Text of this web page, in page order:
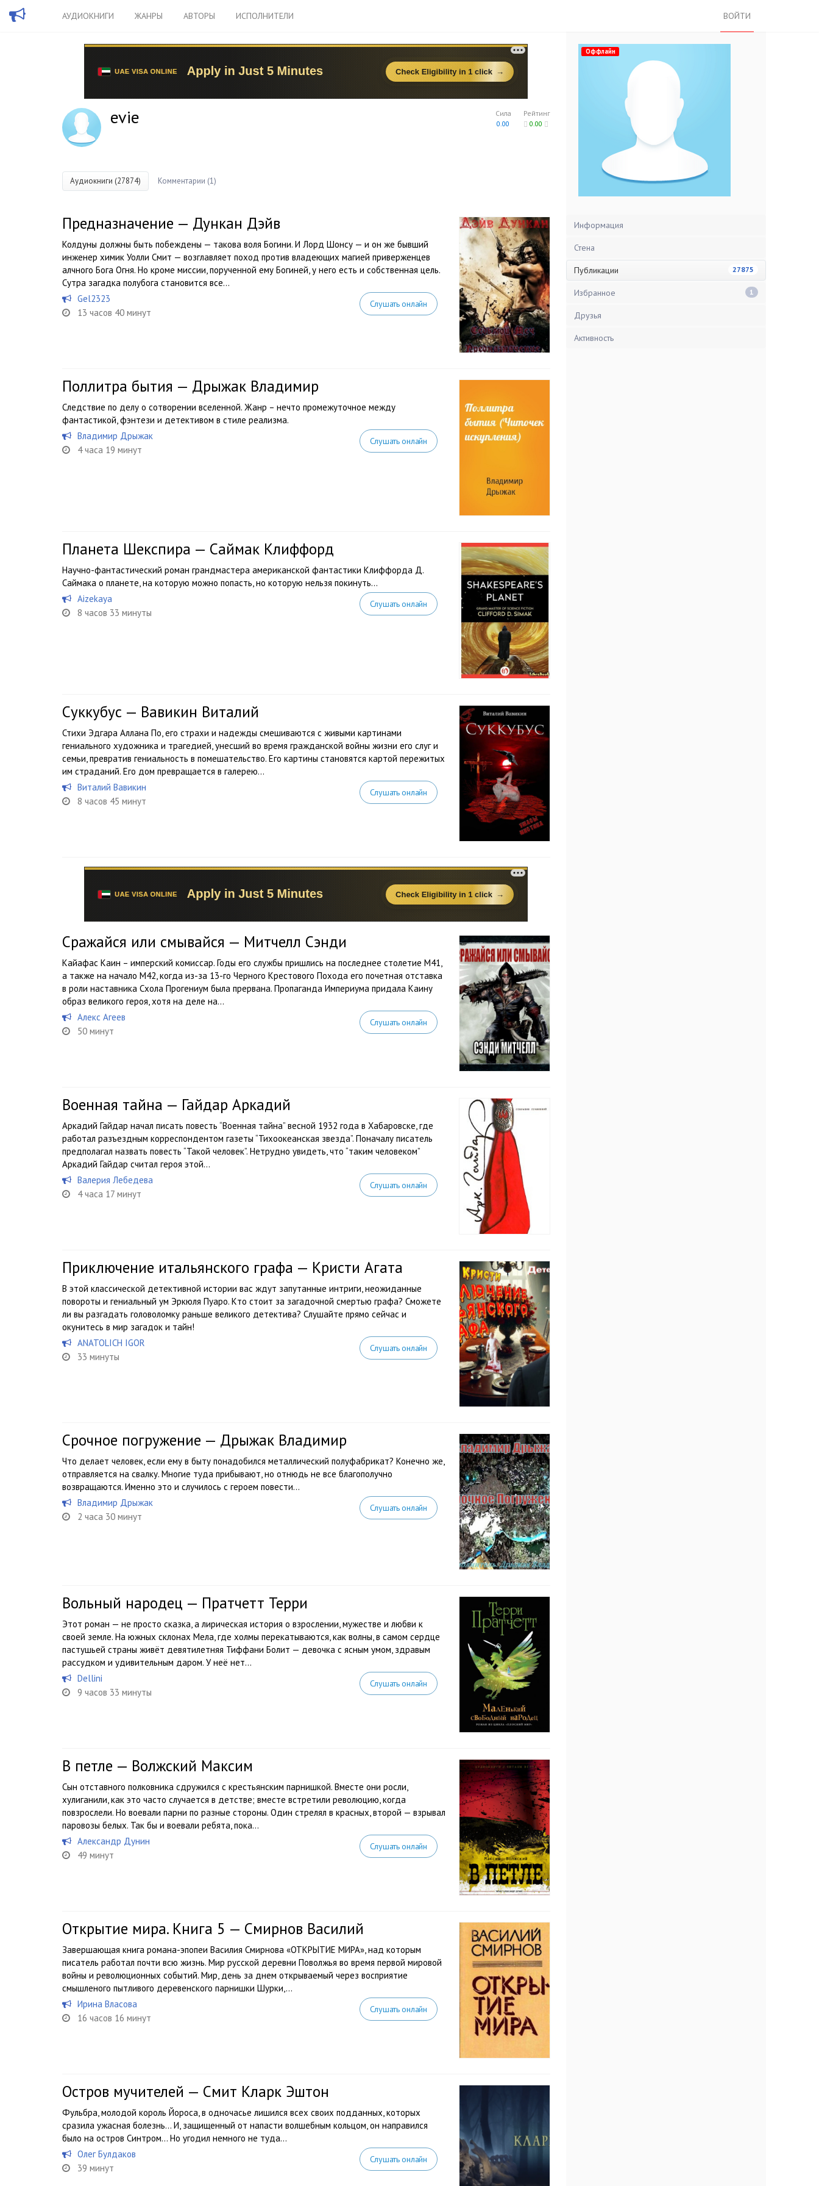
АУДИОКНИГИ ЖАНРЫ АВТОРЫ ИСПОЛНИТЕЛИ ВОЙТИ
Рейтинг
0.00
Сила
0.00
evie
Аудиокниги (27874) Комментарии (1)
Предназначение — Дункан Дэйв
Колдуны должны быть побеждены — такова воля Богини. И Лорд Шонсу — и он же бывший
инженер химик Уолли Смит — возглавляет поход против владеющих магией приверженцев
алчного Бога Огня. Но кроме миссии, порученной ему Богиней, у него есть и собственная цель.
Сутра загадка полубога становится все...
Gel2323
13 часов 40 минут
Слушать онлайн
Поллитра бытия — Дрыжак Владимир
Следствие по делу о сотворении вселенной. Жанр – нечто промежуточное между
фантастикой, фэнтези и детективом в стиле реализма.
Владимир Дрыжак
4 часа 19 минут
Слушать онлайн
Планета Шекспира — Саймак Клиффорд
Научно-фантастический роман грандмастера американской фантастики Клиффорда Д.
Саймака о планете, на которую можно попасть, но которую нельзя покинуть…
Aizekaya
8 часов 33 минуты
Слушать онлайн
Суккубус — Вавикин Виталий
Стихи Эдгара Аллана По, его страхи и надежды смешиваются с живыми картинами
гениального художника и трагедией, унесший во время гражданской войны жизни его слуг и
семьи, превратив гениальность в помешательство. Его картины становятся картой пережитых
им страданий. Его дом превращается в галерею...
Виталий Вавикин
8 часов 45 минут
Слушать онлайн
Сражайся или смывайся — Митчелл Сэнди
Кайафас Каин – имперский комиссар. Годы его службы пришлись на последнее столетие М41,
а также на начало М42, когда из-за 13-го Черного Крестового Похода его почетная отставка
в роли наставника Схола Прогениум была прервана. Пропаганда Империума придала Каину
образ великого героя, хотя на деле на...
Алекс Агеев
50 минут
Слушать онлайн
Военная тайна — Гайдар Аркадий
Аркадий Гайдар начал писать повесть “Военная тайна” весной 1932 года в Хабаровске, где
работал разъездным корреспондентом газеты “Тихоокеанская звезда”. Поначалу писатель
предполагал назвать повесть “Такой человек”. Нетрудно увидеть, что “таким человеком”
Аркадий Гайдар считал героя этой...
Валерия Лебедева
4 часа 17 минут
Слушать онлайн
Приключение итальянского графа — Кристи Агата
В этой классической детективной истории вас ждут запутанные интриги, неожиданные
повороты и гениальный ум Эркюля Пуаро. Кто стоит за загадочной смертью графа? Сможете
ли вы разгадать головоломку раньше великого детектива? Слушайте прямо сейчас и
окунитесь в мир загадок и тайн!
ANATOLICH IGOR
33 минуты
Слушать онлайн
Срочное погружение — Дрыжак Владимир
Что делает человек, если ему в быту понадобился металлический полуфабрикат? Конечно же,
отправляется на свалку. Многие туда прибывают, но отнюдь не все благополучно
возвращаются. Именно это и случилось с героем повести…
Владимир Дрыжак
2 часа 30 минут
Слушать онлайн
Вольный народец — Пратчетт Терри
Этот роман — не просто сказка, а лирическая история о взрослении, мужестве и любви к
своей земле. На южных склонах Мела, где холмы перекатываются, как волны, в самом сердце
пастушьей страны живёт девятилетняя Тиффани Болит — девочка с ясным умом, здравым
рассудком и удивительным даром. У неё нет...
Dellini
9 часов 33 минуты
Слушать онлайн
В петле — Волжский Максим
Сын отставного полковника сдружился с крестьянским парнишкой. Вместе они росли,
хулиганили, как это часто случается в детстве; вместе встретили революцию, когда
повзрослели. Но воевали парни по разные стороны. Один стрелял в красных, второй — взрывал
паровозы белых. Так бы и воевали ребята, пока...
Александр Дунин
49 минут
Слушать онлайн
Открытие мира. Книга 5 — Смирнов Василий
Завершающая книга романа-эпопеи Василия Смирнова «ОТКРЫТИЕ МИРА», над которым
писатель работал почти всю жизнь. Мир русской деревни Поволжья во время первой мировой
войны и революционных событий. Мир, день за днем открываемый через восприятие
смышленого пытливого деревенского парнишки Шурки,...
Ирина Власова
16 часов 16 минут
Слушать онлайн
Остров мучителей — Смит Кларк Эштон
Фульбра, молодой король Йороса, в одночасье лишился всех своих подданных, которых
сразила ужасная болезнь… И, защищенный от напасти волшебным кольцом, он направился
было на остров Синтром… Но угодил немного не туда…
Олег Булдаков
39 минут
Слушать онлайн
Оффлайн
Информация
Стена
Публикации 27875
Избранное 1
Друзья
Активность